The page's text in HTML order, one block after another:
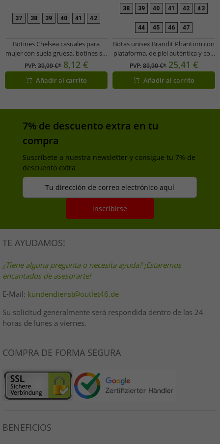
37 38 39 40 41 42
Botines Chelsea casuales para
mujer con suela gruesa, botines sin
cordones, botas de invierno
948556 Blanco
PVP:39,99 €* 8,12 €
Añadir al carrito
38 39 40 41 42 43
44 45 46 47
Botas unisex Brandit Phantom con
plataforma, de piel auténtica y con
cordones, de segunda mano – con
pequeñas imperfecciones
estéticas, estilo Ranger, negras
PVP:89,90 €* 25,41 €
Añadir al carrito
7% de descuento extra en tu
compra
Suscríbete a nuestra newsletter y consigue tu 7% de
descuento extra
Tu dirección de correo electrónico aquí
inscribirse
TE AYUDAMOS!
¿Tiene alguna pregunta o necesita ayuda? ¡Estaremos
encantados de asesorarte!
E-Mail: kundendienst@outlet46.de
Su solicitud generalmente será respondida dentro de las 24
horas de lunes a viernes.
COMPRA DE FORMA SEGURA
BENEFICIOS